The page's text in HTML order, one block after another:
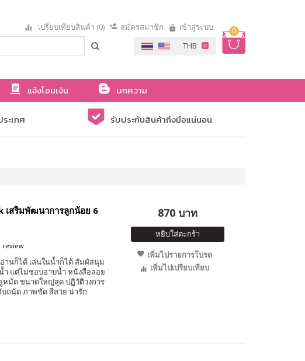
0
เปรียบเทียบสินค้า (0) สมัครสมาชิก เข้าสู่ระบบ
แจ้งโอนเงิน
บทความ
ะเทศ รับประกันสินค้าถึงมือแน่นอน
เสริมพัฒนาการลูกน้อย 6
review
านก็ได้ เล่นในน้ำก็ได้ สัมผัสนุ่ม
ำ แต่ไม่ชอบอาบน้ำ หนังสือลอย
หมัด ขนาดใหญ่สุด ปฏิวัติวงการ
ถนัด ภาพชัด สีสวย น่ารัก
870 บาท
หยิบใส่ตะกร้า
เพิ่มไปรายการโปรด
เพิ่มไปเปรียบเทียบ